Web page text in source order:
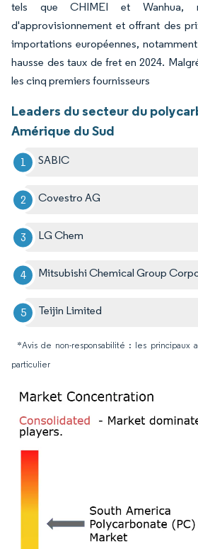
tels que CHIMEI et Wanhua,
d'approvisionnement et offrant des
importations européennes,
hausse des taux de fret en 2024.
les cinq premiers fournisseurs
Leaders du secteur du
Amérique du Sud
SABIC
Covestro AG
LG Chem
Mitsubishi Chemical Group
Teijin Limited
*Avis de non-responsabilité : les principaux
particulier